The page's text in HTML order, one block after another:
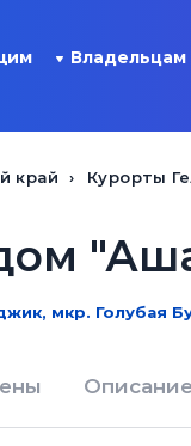
Владельцам
край Курорты
мкр. Голубая
Описание